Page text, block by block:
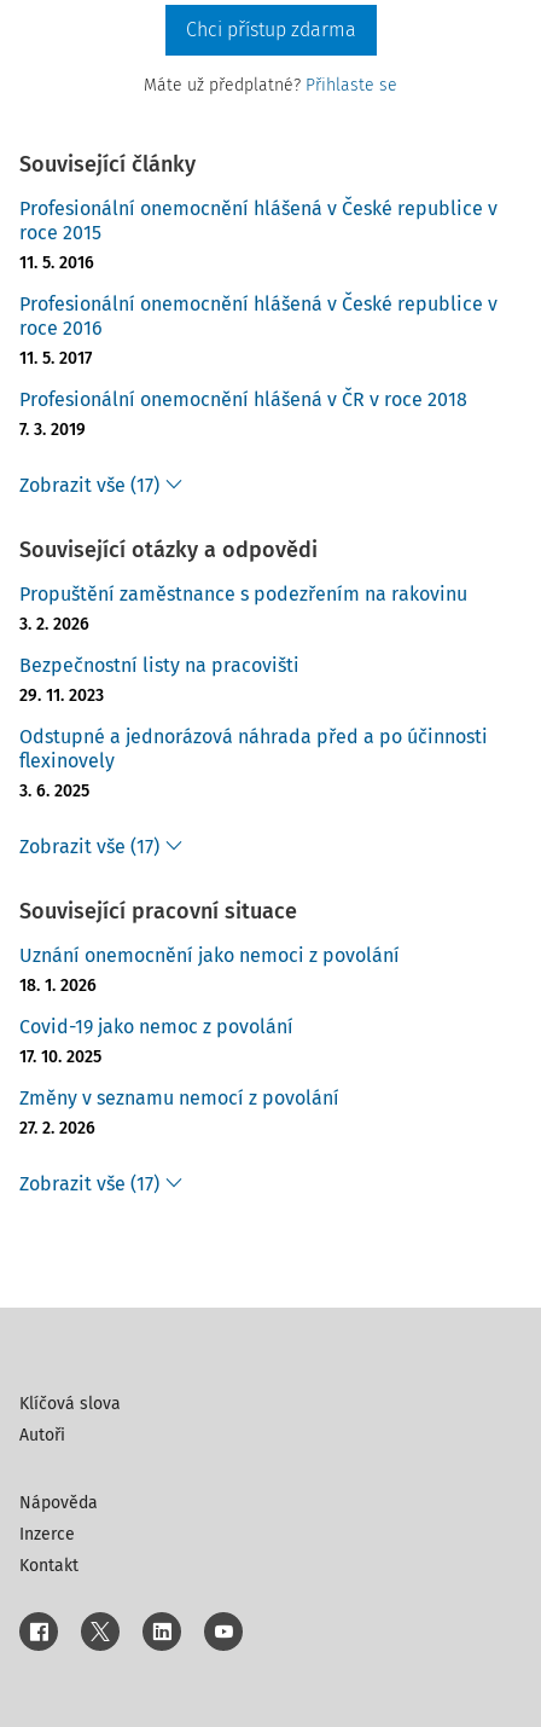
Chci přístup zdarma
Máte už předplatné? Přihlaste se
Související články
Profesionální onemocnění hlášená v České republice v
roce 2015
11. 5. 2016
Profesionální onemocnění hlášená v České republice v
roce 2016
11. 5. 2017
Profesionální onemocnění hlášená v ČR v roce 2018
7. 3. 2019
Zobrazit vše (17)
Související otázky a odpovědi
Propuštění zaměstnance s podezřením na rakovinu
3. 2. 2026
Bezpečnostní listy na pracovišti
29. 11. 2023
Odstupné a jednorázová náhrada před a po účinnosti
flexinovely
3. 6. 2025
Zobrazit vše (17)
Související pracovní situace
Uznání onemocnění jako nemoci z povolání
18. 1. 2026
Covid-19 jako nemoc z povolání
17. 10. 2025
Změny v seznamu nemocí z povolání
27. 2. 2026
Zobrazit vše (17)
Klíčová slova
Autoři
Nápověda
Inzerce
Kontakt